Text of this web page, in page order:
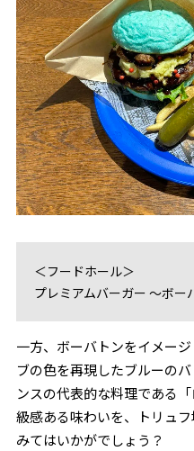
＜フードホール＞
プレミアムバーガー ～ボ
一方、ボーバトンをイメー
ブの色を再現したブルーの
ンスの代表的な料理である
級感ある味わいを、トリュ
みてはいかがでしょう？